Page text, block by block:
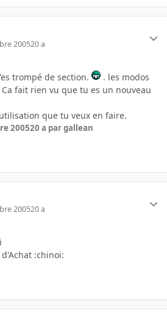
200520 a
trompé de section.
. les modos
fait rien vu que tu es un nouveau
que tu veux en faire.
200520 a par gallean
200520 a
:chinoi: